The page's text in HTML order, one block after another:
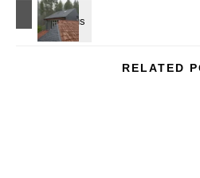
RELATED